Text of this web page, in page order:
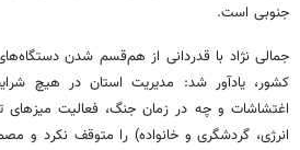
جنوبی است.
جمالی نژاد با قدردانی از هم‌قسم شدن دستگاه‌های
کشور، یادآور شد: مدیریت استان در هیچ
اغتشاشات و چه در زمان جنگ، فعالیت میزهای
انرژی، گردشگری و خانواده) را متوقف نکرد و